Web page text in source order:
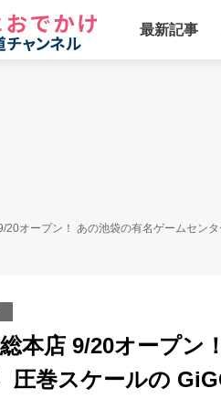
最新記事
20オープン！ あの池袋の有名ゲームセン
本店 9/20オープン
圧巻スケールの